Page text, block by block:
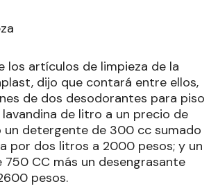
los artículos de limpieza de la
dijo que contará entre ellos,
de dos desodorantes para piso
de litro a un precio de
un detergente de 300 cc sumado
por dos litros a 2000 pesos; y un
CC más un desengrasante
pesos.